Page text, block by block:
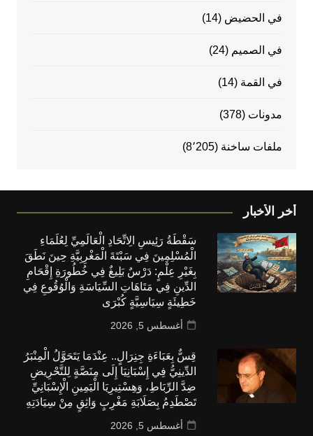
في الحضيض (14)
في الصميم (24)
في القمة (14)
مدونات (378)
ملفات ساخنة (8٬205)
أخر الأخبار
سَقْطَةُ رَئِيسِ الِاتِّحَادِ الْعَالَمِيِّ لِعُلَمَاءِ
الْمُسْلِمِينَ فِي سَبْتَةَ الْمَغْرِبِيَّةِ حِينَ نَطَقَ
بِغَيْرِ عِلْمٍ: دَرْسٌ بَلِيغٌ فِي خُطُورَةِ إِقْحَامِ
الدِّينِ فِي مَتَاهَاتِ السِّيَاسَةِ وَالْوُقُوعِ فِي
خَطِيئَةٍ سِيَاسِيَّةٍ كُبْرَى
أغسطس 5, 2026
قِسٌّ بِعَبَاءَةِ جِنِرَالٍ.. عِنْدَمَا يَتَحَوَّلُ الْمِنْبَرُ
الدِّينِيُّ فِي إِسْبَانِيَا إِلَى مِنَصَّةٍ لِلتَّحْرِيضِ
ضِدَّ الرِّبَاطِ، وَهِسْتِيرِيَا الْيَمِينِ الْإِسْبَانِيِّ
تَصْطَدِمُ بِصَلَابَةِ مَغْرِبٍ وَاثِقٍ مِنْ سِيَادَتِهِ
أغسطس 5, 2026